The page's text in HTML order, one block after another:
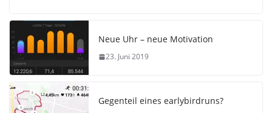
Neue Uhr – neue Motivation
23. Juni 2019
Gegenteil eines earlybirdruns?